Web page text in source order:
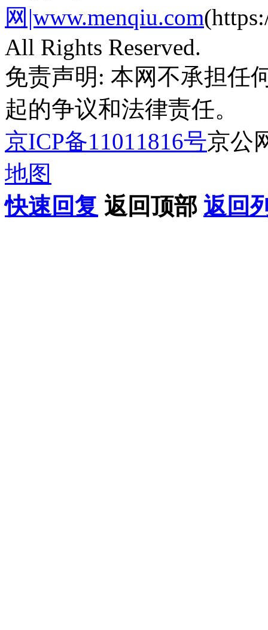
网|www.menqiu.com
All Rights Reserved.
免责声明: 本网不承担任
起的争议和法律责任。
京ICP备11011816号京公
地图
快速回复 返回顶部 返回